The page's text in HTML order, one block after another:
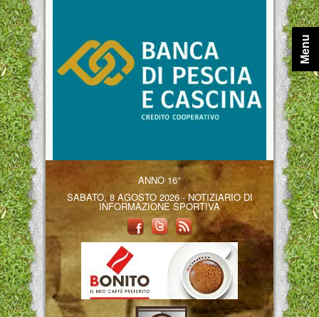
ANNO 16°
SABATO, 8 AGOSTO 2026 - NOTIZIARIO DI
INFORMAZIONE SPORTIVA
Menu